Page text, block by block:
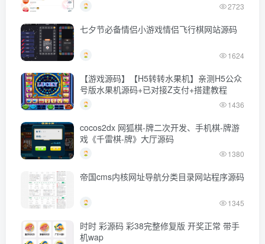
2723
七夕节必备情侣小游戏情侣飞行棋网站源码
1624
【游戏源码】【H5转转水果机】亲测H5公众
号版水果机源码+已对接Z支付+搭建教程
1436
cocos2dx 网狐棋-牌二次开发、手机棋-牌游
戏《千雷棋-牌》大厅源码
1380
帝国cms内核网址导航分类目录网站程序源码
1345
时时 彩源码 彩38完整修复版 开奖正常 带手
机wap